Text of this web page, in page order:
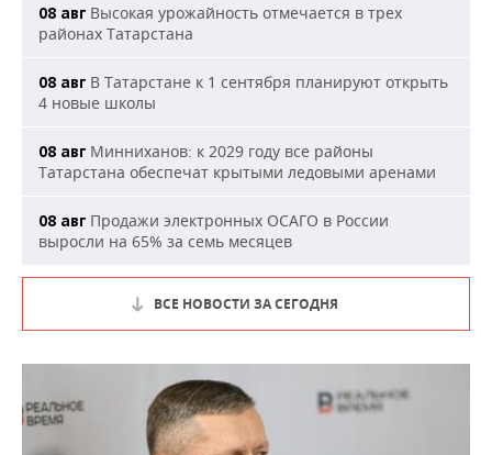
08 авг Высокая урожайность отмечается в трех
районах Татарстана
08 авг В Татарстане к 1 сентября планируют открыть
4 новые школы
08 авг Минниханов: к 2029 году все районы
Татарстана обеспечат крытыми ледовыми аренами
08 авг Продажи электронных ОСАГО в России
выросли на 65% за семь месяцев
ВСЕ НОВОСТИ ЗА СЕГОДНЯ